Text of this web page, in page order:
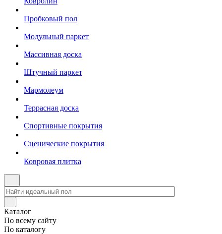
Пробковый пол
Модульный паркет
Массивная доска
Штучный паркет
Мармолеум
Террасная доска
Спортивные покрытия
Сценические покрытия
Ковровая плитка
Каталог
По всему сайту
По каталогу